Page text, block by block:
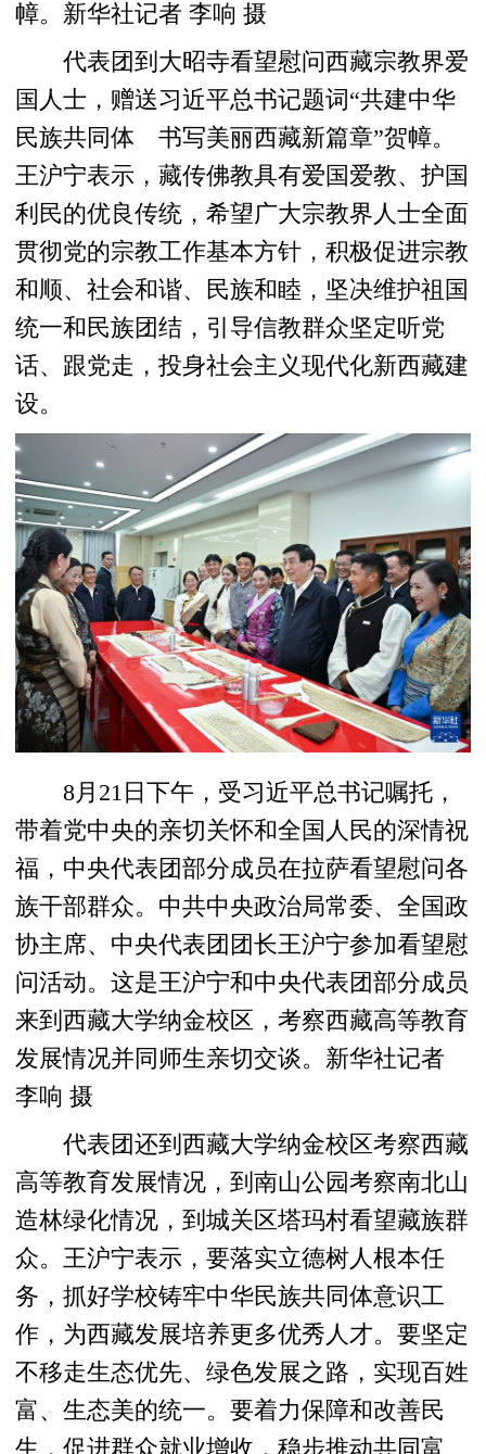
幛。新华社记者 李响 摄
代表团到大昭寺看望慰问西藏宗教界爱
国人士，赠送习近平总书记题词“共建中华
民族共同体 书写美丽西藏新篇章”贺幛。
王沪宁表示，藏传佛教具有爱国爱教、护国
利民的优良传统，希望广大宗教界人士全面
贯彻党的宗教工作基本方针，积极促进宗教
和顺、社会和谐、民族和睦，坚决维护祖国
统一和民族团结，引导信教群众坚定听党
话、跟党走，投身社会主义现代化新西藏建
设。
8月21日下午，受习近平总书记嘱托，
带着党中央的亲切关怀和全国人民的深情祝
福，中央代表团部分成员在拉萨看望慰问各
族干部群众。中共中央政治局常委、全国政
协主席、中央代表团团长王沪宁参加看望慰
问活动。这是王沪宁和中央代表团部分成员
来到西藏大学纳金校区，考察西藏高等教育
发展情况并同师生亲切交谈。新华社记者
李响 摄
代表团还到西藏大学纳金校区考察西藏
高等教育发展情况，到南山公园考察南北山
造林绿化情况，到城关区塔玛村看望藏族群
众。王沪宁表示，要落实立德树人根本任
务，抓好学校铸牢中华民族共同体意识工
作，为西藏发展培养更多优秀人才。要坚定
不移走生态优先、绿色发展之路，实现百姓
富、生态美的统一。要着力保障和改善民
生，促进群众就业增收，稳步推动共同富